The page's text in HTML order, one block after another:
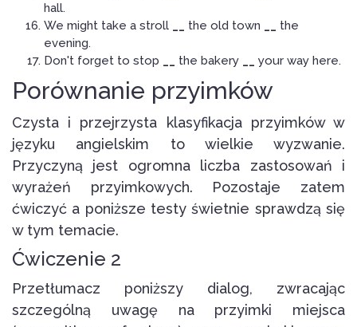
hall.
We might take a stroll
the old town
the
evening.
Don't forget to stop
the bakery your way here.
Porównanie przyimków
Czysta i przejrzysta klasyfikacja przyimków w
języku angielskim to wielkie wyzwanie.
Przyczyną jest ogromna liczba zastosowań i
wyrażeń przyimkowych. Pozostaje zatem
ćwiczyć a poniższe testy świetnie sprawdzą się
w tym temacie.
Ćwiczenie 2
Przetłumacz poniższy dialog, zwracając
szczególną uwagę na przyimki miejsca